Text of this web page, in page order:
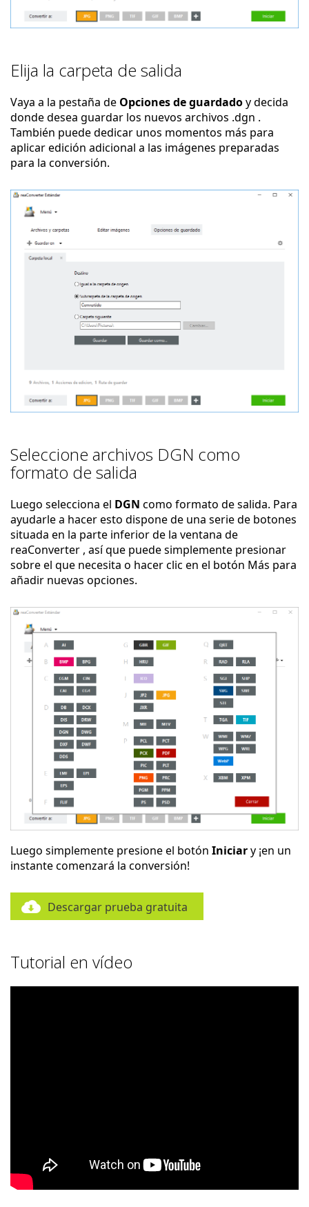
Elija la carpeta de salida
Vaya a la pestaña de Opciones de guardadoy decida
donde desea guardar los nuevos archivos .dgn .
También puede dedicar unos momentos más para
aplicar edición adicional a las imágenes preparadas
para la conversión.
Seleccione archivos DGN como
formato de salida
Luego selecciona el DGN como formato de salida. Para
ayudarle a hacer esto dispone de una serie de botones
situada en la parte inferior de la ventana de
reaConverter , así que puede simplemente presionar
sobre el que necesita o hacer clic en el botón Más para
añadir nuevas opciones.
Luego simplemente presione el botón Iniciary ¡en un
instante comenzará la conversión!
Descargar prueba gratuita
Tutorial en vídeo